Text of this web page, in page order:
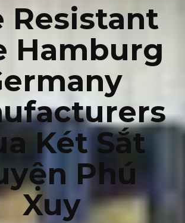
Resistant
Hamburg
Két Sắt
Phú
Xuy